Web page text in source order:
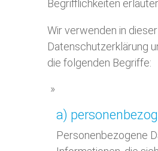
Begrifflichkeiten
Wir verwenden in dieser
Datenschutzerklärung
die folgenden Begriffe:
a)
Personenbezogene